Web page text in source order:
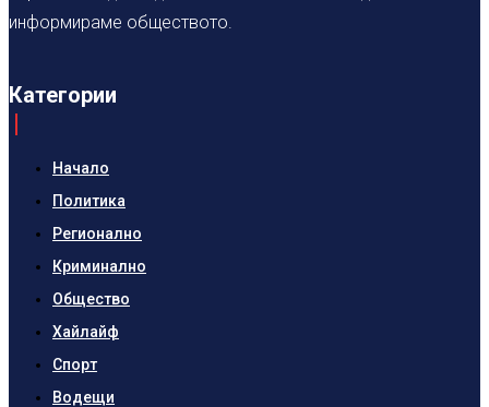
информираме обществото.
Категории
Начало
Политика
Регионално
Криминално
Общество
Хайлайф
Спорт
Водещи